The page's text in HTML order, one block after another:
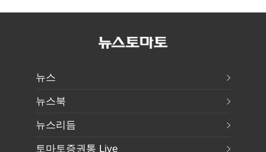
인상·격려금
커스터디 사업
글로벌 확장 가속
뉴스
뉴스북
뉴스리듬
토마토증권통 Live